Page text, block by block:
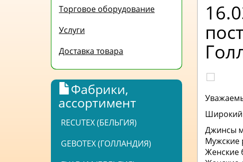
Торговое оборудование
Услуги
Доставка товара
Фабрики,
ассортимент
RECUTEX (БЕЛЬГИЯ)
GEBOTEX (ГОЛЛАНДИЯ)
Широкий
Джинсы
Мужские
Женские